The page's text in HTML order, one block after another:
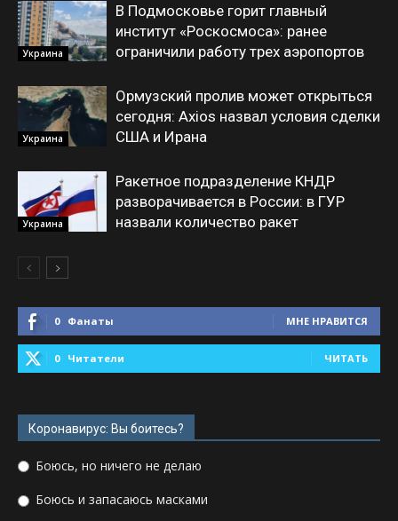
Украина
В Подмосковье горит главный
институт «Роскосмоса»: ранее
ограничили работу трех аэропортов
Украина
Ормузский пролив может открыться
сегодня: Axios назвал условия сделки
США и Ирана
Украина
Ракетное подразделение КНДР
разворачивается в России: в ГУР
назвали количество ракет
0 Фанаты МНЕ НРАВИТСЯ
0 Читатели ЧИТАТЬ
Коронавирус: Вы боитесь?
Боюсь, но ничего не делаю
Боюсь и запасаюсь масками